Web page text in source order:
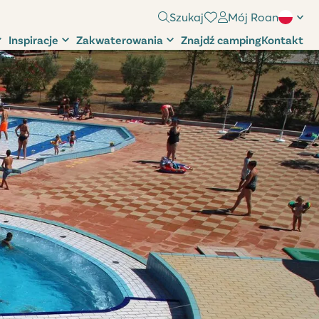
Szukaj Mój Roan
Inspiracje Zakwaterowania Znajdź campingKontakt